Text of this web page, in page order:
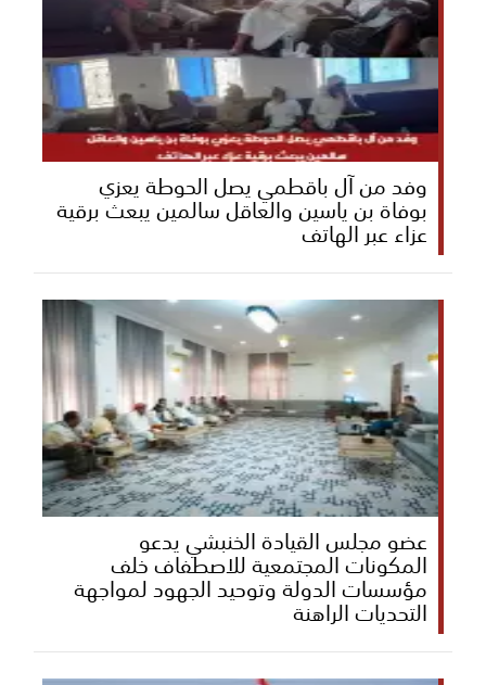
وفد من آل باقطمي يصل الحوطة يعزي
بوفاة بن ياسين والعاقل سالمين يبعث برقية
عزاء عبر الهاتف
عضو مجلس القيادة الخنبشي يدعو
المكونات المجتمعية للاصطفاف خلف
مؤسسات الدولة وتوحيد الجهود لمواجهة
التحديات الراهنة